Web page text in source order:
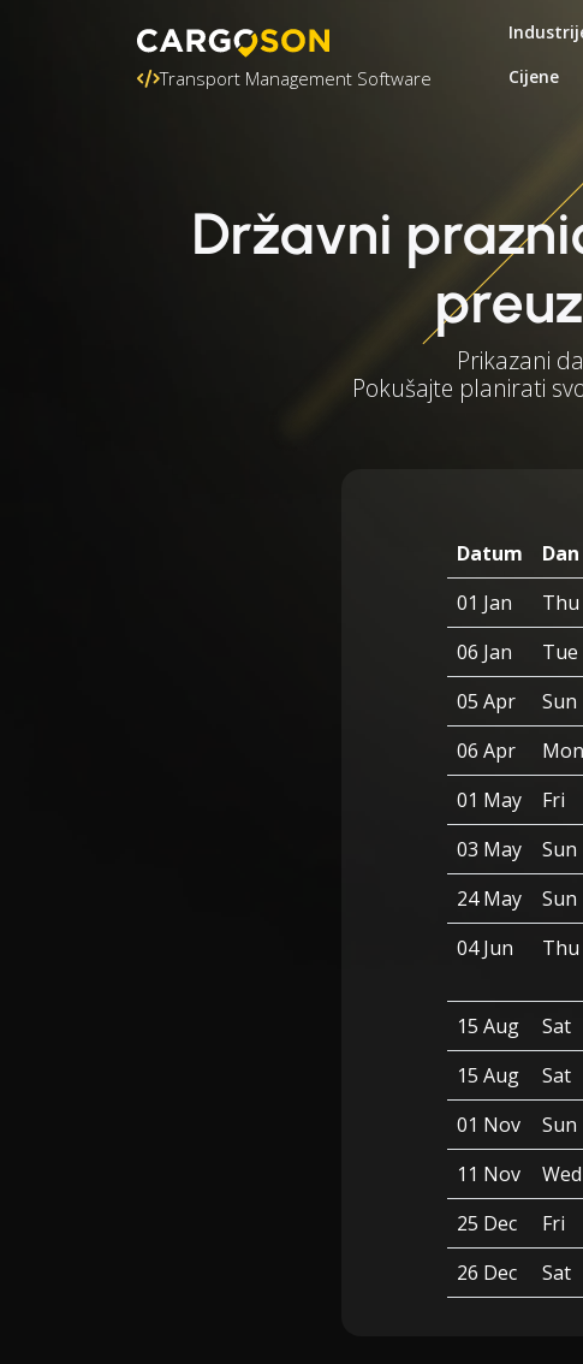
Transport Management Software
Cijene
Državni
Prikazani
Pokušajte planirati
Datum Dan
01 Jan
Thu
06 Jan
Tue
05 Apr
Sun
06 Apr
Mon
01 May
Fri
03 May
Sun
24 May
Sun
04 Jun
Thu
15 Aug
Sat
15 Aug
Sat
01 Nov
Sun
11 Nov
Wed
25 Dec
Fri
26 Dec
Sat